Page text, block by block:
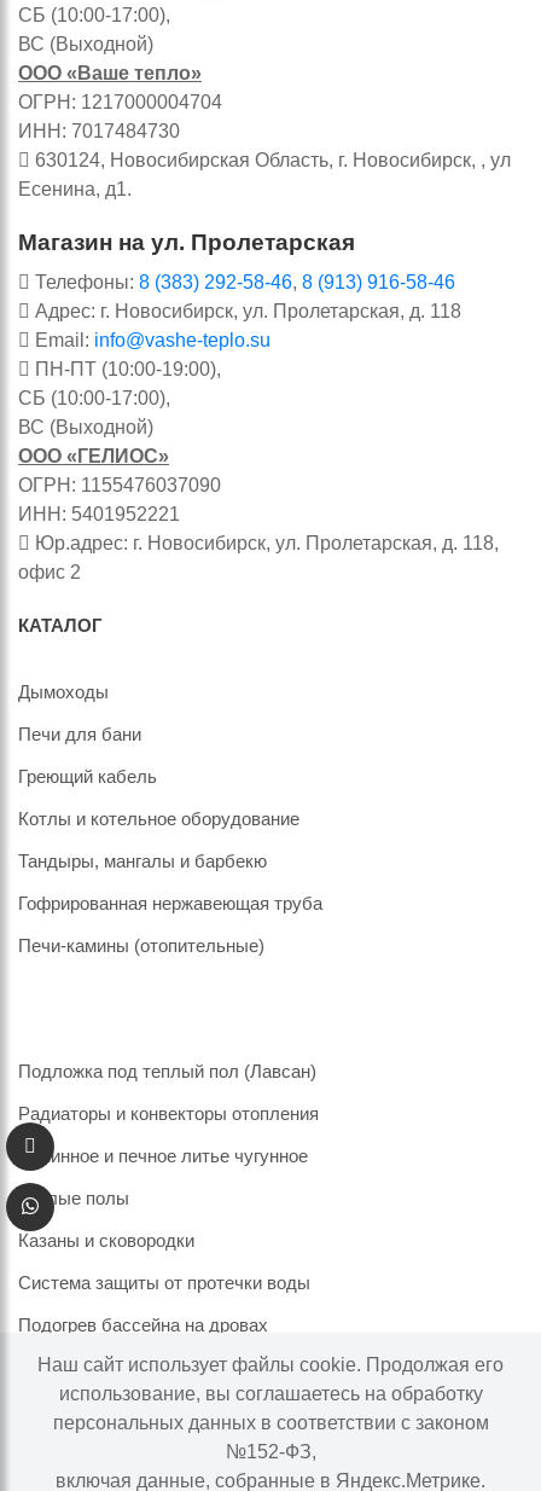
СБ (10:00-17:00),
ВС (Выходной)
ООО «Ваше тепло»
ОГРН: 1217000004704
ИНН: 7017484730
630124, Новосибирская Область, г. Новосибирск, , ул
Есенина, д1.
Магазин на ул. Пролетарская
Телефоны: 8 (383) 292-58-46, 8 (913) 916-58-46
Адрес: г. Новосибирск, ул. Пролетарская, д. 118
Email: info@vashe-teplo.su
ПН-ПТ (10:00-19:00),
СБ (10:00-17:00),
ВС (Выходной)
ООО «ГЕЛИОС»
ОГРН: 1155476037090
ИНН: 5401952221
Юр.адрес: г. Новосибирск, ул. Пролетарская, д. 118,
офис 2
КАТАЛОГ
Дымоходы
Печи для бани
Греющий кабель
Котлы и котельное оборудование
Тандыры, мангалы и барбекю
Гофрированная нержавеющая труба
Печи-камины (отопительные)
Подложка под теплый пол (Лавсан)
Радиаторы и конвекторы отопления
Каминное и печное литье чугунное
Теплые полы
Казаны и сковородки
Система защиты от протечки воды
Подогрев бассейна на дровах
Информация на сайте не является публичной офертой.
Наличие и цены товара могут меняться, просьба
Наш сайт использует файлы cookie. Продолжая его
использование, вы соглашаетесь на обработку
персональных данных в соответствии с законом
№152-ФЗ,
включая данные, собранные в Яндекс.Метрике.